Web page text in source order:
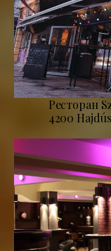
Ресторан
4200